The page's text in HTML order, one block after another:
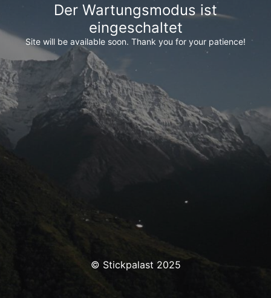
Der Wartungsmodus ist
eingeschaltet
Site will be available soon. Thank you for your patience!
© Stickpalast 2025